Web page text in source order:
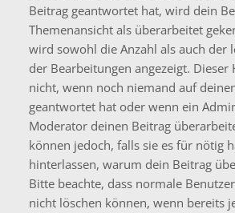
Beitrag geantwortet hat, wird dein
Themenansicht als überarbeitet
wird sowohl die Anzahl als auch der
der Bearbeitungen angezeigt. Dieser
nicht, wenn noch niemand auf
geantwortet hat oder wenn ein
Moderator deinen Beitrag
können jedoch, falls sie es für nötig
hinterlassen, warum dein Beitrag
Bitte beachte, dass normale
nicht löschen können, wenn bereits